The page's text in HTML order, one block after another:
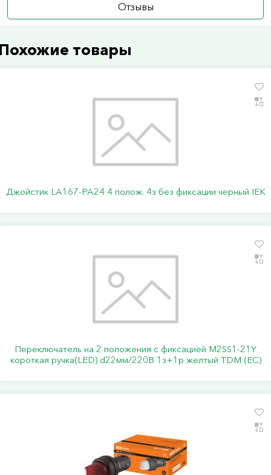
Отзывы
товары
Джойстик LA167-PA24 4 полож. 4з без фиксации черный IEK
Переключатель на 2 положения с фиксацией M2SS1-21Y
короткая ручка(LED) d22мм/220B 1з+1р желтый TDM (ЕС)